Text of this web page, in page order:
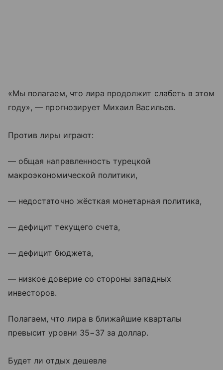
«Мы полагаем, что лира продолжит слабеть в этом
году», — прогнозирует Михаил Васильев.
Против лиры играют:
— общая направленность турецкой
макроэкономической политики,
— недостаточно жёсткая монетарная политика,
— дефицит текущего счета,
— дефицит бюджета,
— низкое доверие со стороны западных
инвесторов.
Полагаем, что лира в ближайшие кварталы
превысит уровни 35−37 за доллар.
Будет ли отдых дешевле